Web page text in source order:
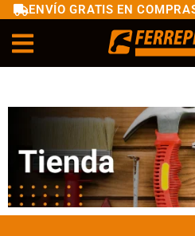
ENVÍO GRATIS EN